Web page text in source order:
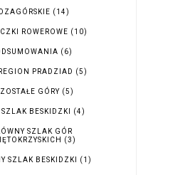
(14)
ROWEROWE (10)
(6)
PRADZIAD (5)
GÓRY (5)
SZLAK BESKIDZKI (4)
SZLAK GÓR
(3)
SZLAK BESKIDZKI (1)